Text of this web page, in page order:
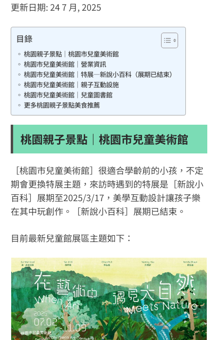
更新日期: 24 7 月, 2025
目錄
桃園親子景點｜桃園市兒童美術館
桃園市兒童美術館｜營業資訊
桃園市兒童美術館｜特展—新說小百科（展期已結束）
桃園市兒童美術館｜親子互動設施
桃園市兒童美術館｜兒童圖書館
更多桃園親子景點美食推薦
桃園親子景點｜桃園市兒童美術館
［桃園市兒童美術館］很適合學齡前的小孩，不定
期會更換特展主題，來訪時遇到的特展是［新說小
百科］展期至2025/3/17，美學互動設計讓孩子樂
在其中玩創作。［新說小百科］展期已結束。
目前最新兒童館展區主題如下：